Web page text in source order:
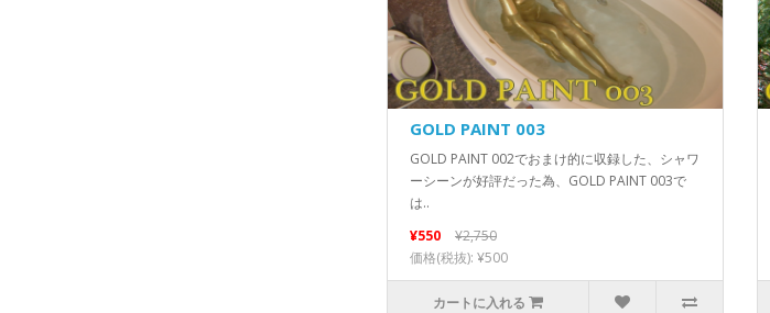
GOLD PAINT 003
GOLD PAINT 002でおまけ的に収録した、シャワ
ーシーンが好評だった為、GOLD PAINT 003で
は..
¥550
¥2,750
価格(税抜): ¥500
カートに入れる